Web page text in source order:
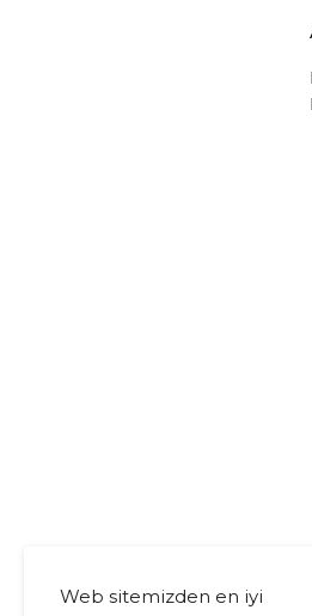
Web sitemizden en iyi